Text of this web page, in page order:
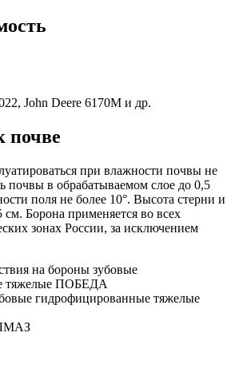
John Deere 6170М и др.
почве
при влажности почвы не
почвы в обрабатываемом слое до 0,5
поля не более 10°. Высота стерни и
см. Борона применяется во всех
зонах России, за исключением
на бороны зубовые
тяжелые ПОБЕДА
гидрофицированные тяжелые